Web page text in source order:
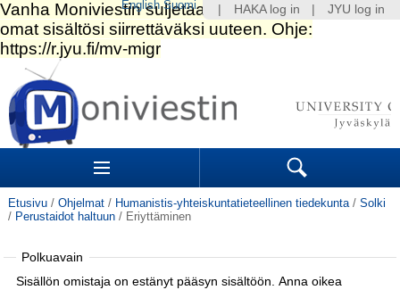
Siirry
sisältöön.
|
Siirry
navigointiin
Sections Search
Etusivu / Ohjelmat / Humanistis-yhteiskuntatieteellinen tiedekunta / Solki
/ Perustaidot haltuun / Eriyttäminen
Polkuavain
Sisällön omistaja on estänyt pääsyn sisältöön. Anna oikea
HAKA log in JYU log in
English Suomi